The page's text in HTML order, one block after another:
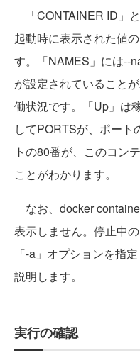
「CONTAINER ID」
起動時に表示された値
す。「NAMES」には--
が設定されていること
働状況です。「Up」は
してPORTSが、ポート
トの80番が、このコン
ことがわかります。
なお、docker
表示しません。停止中
「-a」オプションを指
説明します。
実行の確認